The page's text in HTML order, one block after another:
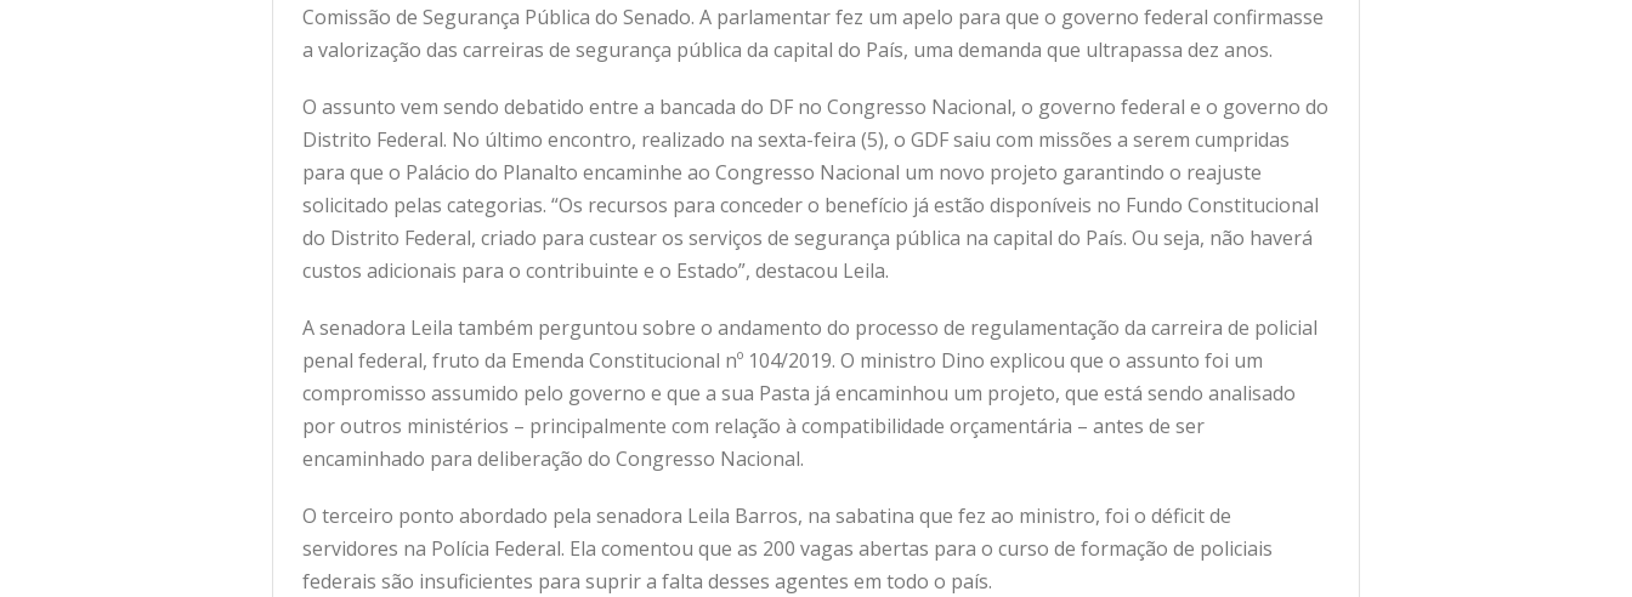
Comissão de Segurança Pública do Senado. A parlamentar fez um apelo para que o governo federal confirmasse
a valorização das carreiras de segurança pública da capital do País, uma demanda que ultrapassa dez anos.
O assunto vem sendo debatido entre a bancada do DF no Congresso Nacional, o governo federal e o governo do
Distrito Federal. No último encontro, realizado na sexta-feira (5), o GDF saiu com missões a serem cumpridas
para que o Palácio do Planalto encaminhe ao Congresso Nacional um novo projeto garantindo o reajuste
solicitado pelas categorias. “Os recursos para conceder o benefício já estão disponíveis no Fundo Constitucional
do Distrito Federal, criado para custear os serviços de segurança pública na capital do País. Ou seja, não haverá
custos adicionais para o contribuinte e o Estado”, destacou Leila.
A senadora Leila também perguntou sobre o andamento do processo de regulamentação da carreira de policial
penal federal, fruto da Emenda Constitucional nº 104/2019. O ministro Dino explicou que o assunto foi um
compromisso assumido pelo governo e que a sua Pasta já encaminhou um projeto, que está sendo analisado
por outros ministérios – principalmente com relação à compatibilidade orçamentária – antes de ser
encaminhado para deliberação do Congresso Nacional.
O terceiro ponto abordado pela senadora Leila Barros, na sabatina que fez ao ministro, foi o déficit de
servidores na Polícia Federal. Ela comentou que as 200 vagas abertas para o curso de formação de policiais
federais são insuficientes para suprir a falta desses agentes em todo o país.